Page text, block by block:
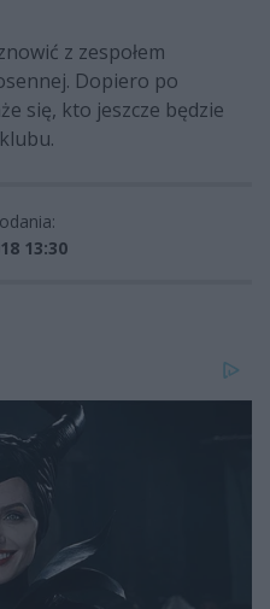
z zespołem
Dopiero po
się, kto jeszcze będzie
13:30